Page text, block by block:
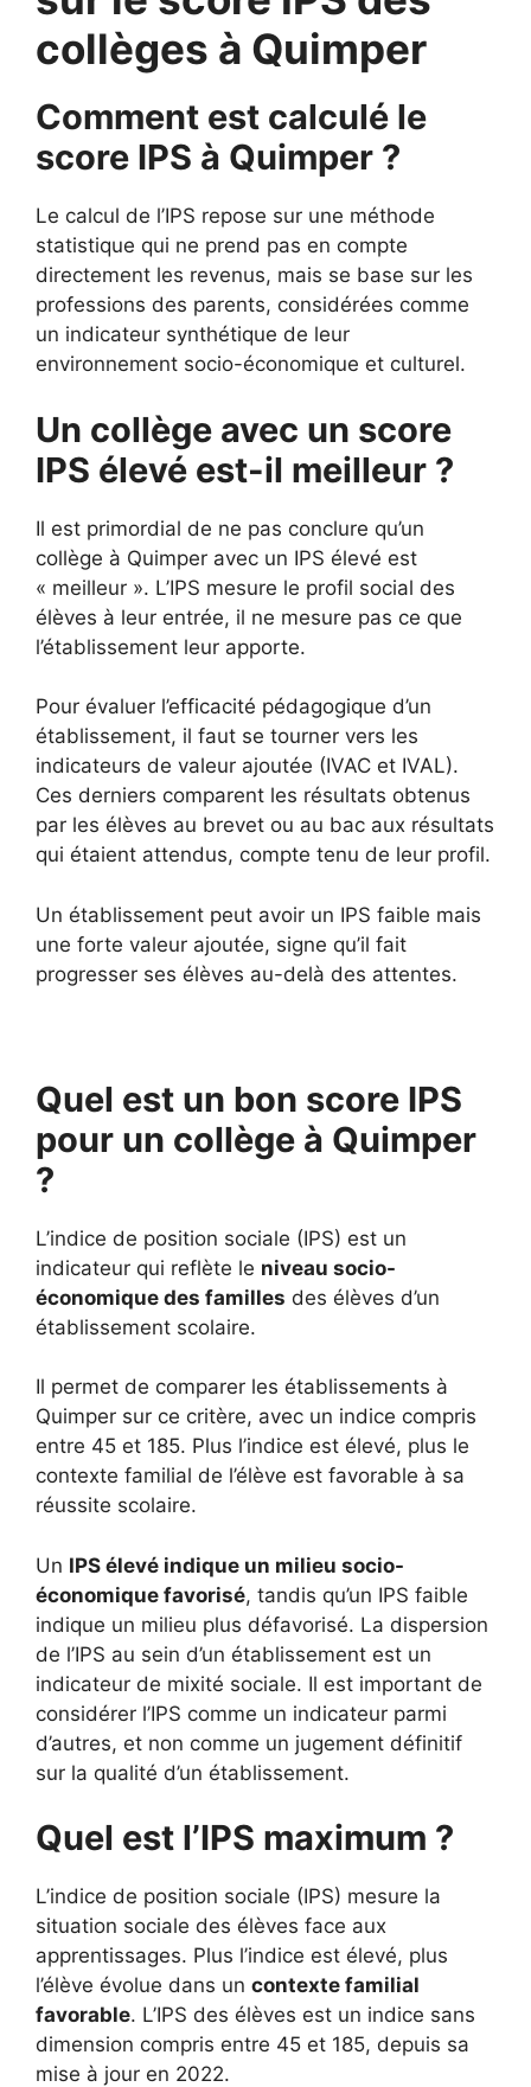
collèges à Quimper
Comment est calculé le
score IPS à Quimper ?
Le calcul de l’IPS repose sur une méthode
statistique qui ne prend pas en compte
directement les revenus, mais se base sur les
professions des parents, considérées comme
un indicateur synthétique de leur
environnement socio-économique et culturel.
Un collège avec un score
IPS élevé est-il meilleur ?
Il est primordial de ne pas conclure qu’un
collège à Quimper avec un IPS élevé est
« meilleur ». L’IPS mesure le profil social des
élèves à leur entrée, il ne mesure pas ce que
l’établissement leur apporte.
Pour évaluer l’efficacité pédagogique d’un
établissement, il faut se tourner vers les
indicateurs de valeur ajoutée (IVAC et IVAL).
Ces derniers comparent les résultats obtenus
par les élèves au brevet ou au bac aux résultats
qui étaient attendus, compte tenu de leur profil.
Un établissement peut avoir un IPS faible mais
une forte valeur ajoutée, signe qu’il fait
progresser ses élèves au-delà des attentes.
Quel est un bon score IPS
pour un collège à Quimper
?
L’indice de position sociale (IPS) est un
indicateur qui reflète le niveau socio-
économique des familles des élèves d’un
établissement scolaire.
Il permet de comparer les établissements à
Quimper sur ce critère, avec un indice compris
entre 45 et 185. Plus l’indice est élevé, plus le
contexte familial de l’élève est favorable à sa
réussite scolaire.
Un IPS élevé indique un milieu socio-
économique favorisé, tandis qu’un IPS faible
indique un milieu plus défavorisé. La dispersion
de l’IPS au sein d’un établissement est un
indicateur de mixité sociale. Il est important de
considérer l’IPS comme un indicateur parmi
d’autres, et non comme un jugement définitif
sur la qualité d’un établissement.
Quel est l’IPS maximum ?
L’indice de position sociale (IPS) mesure la
situation sociale des élèves face aux
apprentissages. Plus l’indice est élevé, plus
l’élève évolue dans un contexte familial
favorable. L’IPS des élèves est un indice sans
dimension compris entre 45 et 185, depuis sa
mise à jour en 2022.